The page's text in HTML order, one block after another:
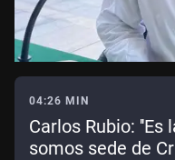
04:26 MIN
Carlos Rubio: ''Es
somos sede de